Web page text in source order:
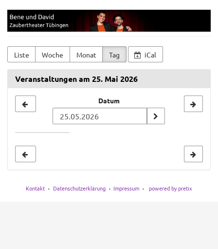
Zum
Haupt-
Inhalt
Bene
und
David
Liste Woche Monat Tag iCal
Veranstaltungen am 25. Mai 2026
zur
Anzeige
Datum
Kontakt Datenschutzerklärung Impressum powered by pretix